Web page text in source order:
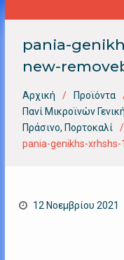
pania-
new-
Αρχική
Προϊόντα
Πανί Μικροϊνών
Πράσινο, Πορτοκαλί
pania-genikhs-
12 Νοεμβρίου 2021